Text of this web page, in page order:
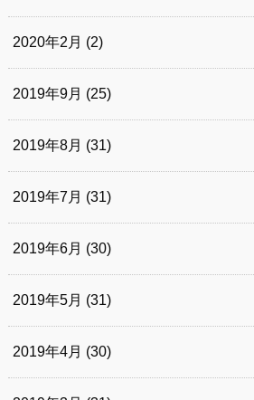
2020年2月 (2)
2019年9月 (25)
2019年8月 (31)
2019年7月 (31)
2019年6月 (30)
2019年5月 (31)
2019年4月 (30)